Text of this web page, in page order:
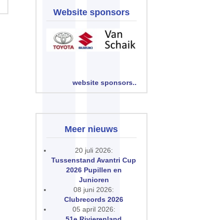
Website sponsors
website sponsors..
Meer nieuws
20 juli 2026:
Tussenstand Avantri Cup
2026 Pupillen en
Junioren
08 juni 2026:
Clubrecords 2026
05 april 2026: